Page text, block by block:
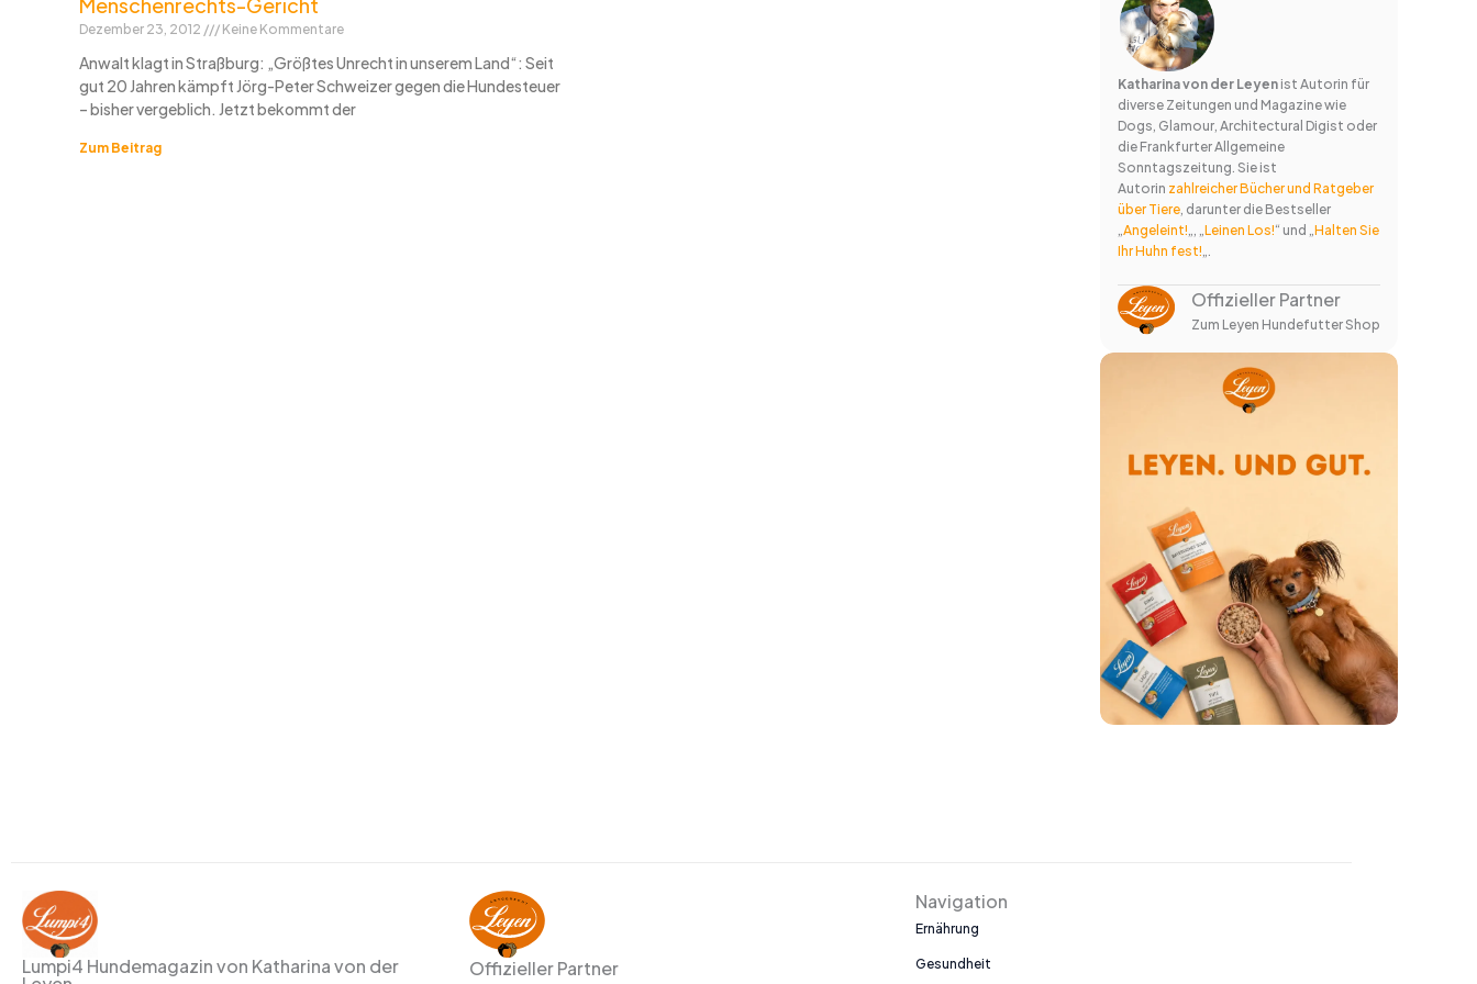
Dezember 23, 2012 Keine Kommentare
Anwalt klagt in Straßburg: „Größtes Unrecht in unserem Land“: Seit
gut 20 Jahren kämpft Jörg-Peter Schweizer gegen die Hundesteuer
– bisher vergeblich. Jetzt bekommt der
Zum Beitrag
Katharina von der Leyen ist Autorin für
diverse Zeitungen und Magazine wie
Dogs, Glamour, Architectural Digist oder
die Frankfurter Allgemeine
Sonntagszeitung. Sie ist
Autorin zahlreicher Bücher und Ratgeber
über Tiere , darunter die Bestseller
„Angeleint! „, „Leinen Los!“ und „Halten Sie
Ihr Huhn fest!
Offizieller Partner
Zum Leyen Hundefutter Shop
Lumpi4 Hundemagazin von Katharina von der
Offizieller Partner
Navigation
Ernährung
Gesundheit